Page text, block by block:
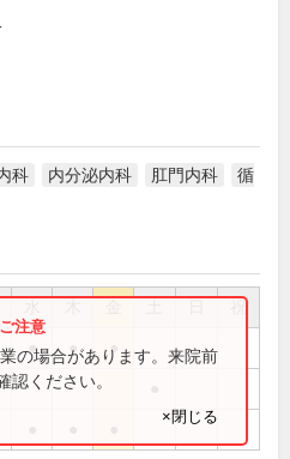
科 内分泌内科 肛門内科
循
祝
● ● ●
の場合があります。来院前
認ください。
×閉じる